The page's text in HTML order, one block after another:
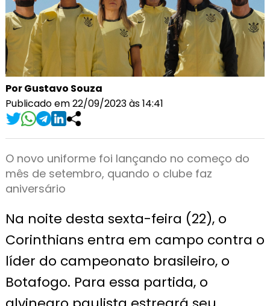
Por Gustavo Souza
Publicado em 22/09/2023 às 14:41
O novo uniforme foi lançando no começo do
mês de setembro, quando o clube faz
aniversário
Na noite desta sexta-feira (22), o
Corinthians entra em campo contra o
líder do campeonato brasileiro, o
Botafogo. Para essa partida, o